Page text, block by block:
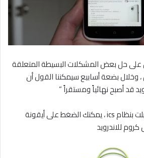
على حل بعض المشكلات البسيطة المتعلقة
من التطبيق ، وخلال بضعة أسابيع سيمكننا القول أن
قد أصبح نهائياً ومستقراً ”
لو كنت تمتلك هاتف أو تابلت بنظام ics ، يمكنك الضغط على أيقونة
كروم للاندرويد